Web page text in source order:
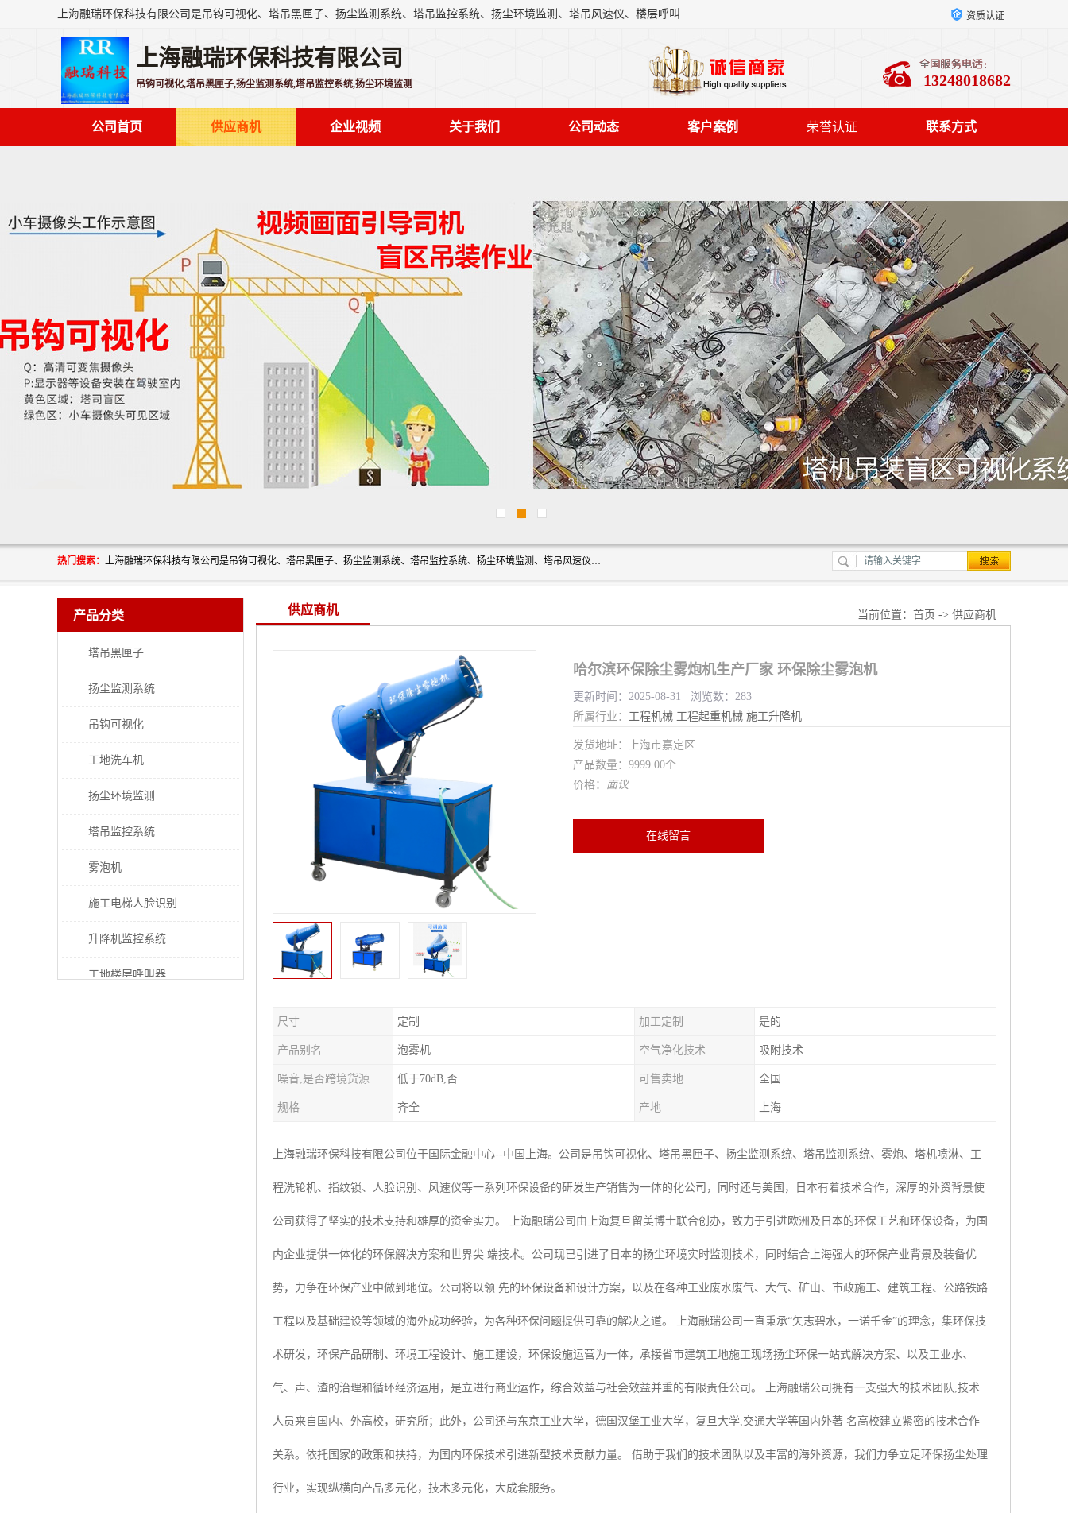
上海融瑞环保科技有限公司是吊钩可视化、塔吊黑匣子、扬尘监测系统、塔吊监控系统、扬尘环境监测、塔吊风速仪、楼层呼叫器、主令控制器、人脸识别、风速仪等一系列环保设备的研发生产销售为一体的专业化公司。 资质认证
上海融瑞环保科技有限公司
吊钩可视化,塔吊黑匣子,扬尘监测系统,塔吊监控系统,扬尘环境监测 13248018682
公司首页 供应商机 企业视频 关于我们 公司动态 客户案例 荣誉认证 联系方式
热门搜索： 上海融瑞环保科技有限公司是吊钩可视化、塔吊黑匣子、扬尘监测系统、塔吊监控系统、扬尘环境监测、塔吊风速仪、楼层呼叫器、主令控制器、人脸识别、风速仪等一系列环保设备的研发生产销售为一体的专业化公司。
产品分类
塔吊黑匣子
扬尘监测系统
吊钩可视化
工地洗车机
扬尘环境监测
塔吊监控系统
雾泡机
施工电梯人脸识别
升降机监控系统
工地楼层呼叫器
供应商机 当前位置： 首页 -> 供应商机
哈尔滨环保除尘雾炮机生产厂家 环保除尘雾泡机
更新时间：2025-08-31 浏览数：283
所属行业： 工程机械 工程起重机械 施工升降机
发货地址：上海市嘉定区
产品数量：9999.00个
价格： 面议
在线留言
尺寸 定制 加工定制 是的
产品别名 泡雾机 空气净化技术 吸附技术
噪音,是否跨境货源 低于70dB,否 可售卖地 全国
规格 齐全 产地 上海
上海融瑞环保科技有限公司位于国际金融中心--中国上海。公司是吊钩可视化、塔吊黑匣子、扬尘监测系统、塔吊监测系统、雾炮、塔机喷淋、工
程洗轮机、指纹锁、人脸识别、风速仪等一系列环保设备的研发生产销售为一体的化公司，同时还与美国，日本有着技术合作，深厚的外资背景使
公司获得了坚实的技术支持和雄厚的资金实力。 上海融瑞公司由上海复旦留美博士联合创办，致力于引进欧洲及日本的环保工艺和环保设备，为国
内企业提供一体化的环保解决方案和世界尖 端技术。公司现已引进了日本的扬尘环境实时监测技术，同时结合上海强大的环保产业背景及装备优
势，力争在环保产业中做到地位。公司将以领 先的环保设备和设计方案，以及在各种工业废水废气、大气、矿山、市政施工、建筑工程、公路铁路
工程以及基础建设等领域的海外成功经验，为各种环保问题提供可靠的解决之道。 上海融瑞公司一直秉承“矢志碧水，一诺千金”的理念，集环保技
术研发，环保产品研制、环境工程设计、施工建设，环保设施运营为一体，承接省市建筑工地施工现场扬尘环保一站式解决方案、以及工业水、
气、声、渣的治理和循环经济运用，是立进行商业运作，综合效益与社会效益并重的有限责任公司。 上海融瑞公司拥有一支强大的技术团队,技术
人员来自国内、外高校，研究所；此外，公司还与东京工业大学，德国汉堡工业大学，复旦大学,交通大学等国内外著 名高校建立紧密的技术合作
关系。依托国家的政策和扶持，为国内环保技术引进新型技术贡献力量。 借助于我们的技术团队以及丰富的海外资源，我们力争立足环保扬尘处理
行业，实现纵横向产品多元化，技术多元化，大成套服务。